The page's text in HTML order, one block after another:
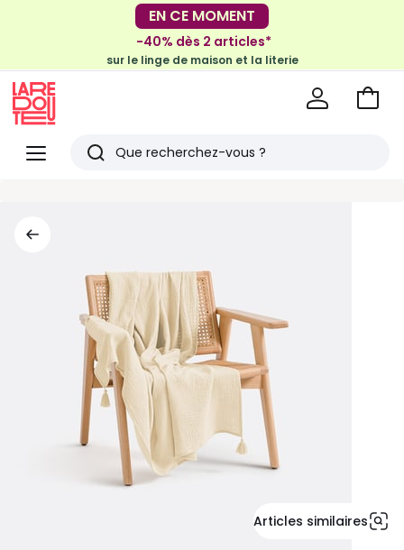
-30€ tous les 100€*
sur le meuble & la déco
EN CE MOMENT
-40% dès 2 articles*
sur le linge de maison et la literie
Menu
Redoute
Rechercher
Voir
Articles similaires